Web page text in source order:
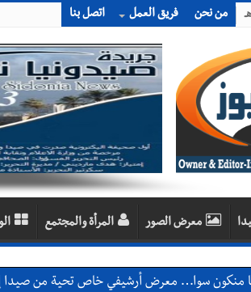
من نحن فريق العمل اتصل بنا
معرض الصور المرأة والمجتمع
منكون سوا… معرض أرشيفي خاص تحية من صيدا